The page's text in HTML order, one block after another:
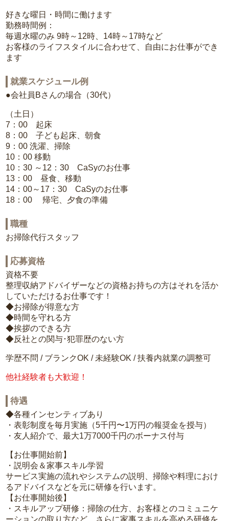
好きな曜日・時間に働けます
勤務時間例：
毎週水曜のみ 9時～12時、14時～17時など
お客様のライフスタイルに合わせて、自由にお仕事ができ
ます
就業スケジュール例
●会社員Bさんの場合（30代）
（土日）
7：00 起床
8：00 子ども起床、朝食
9：00 洗濯、掃除
10：00 移動
10：30 ～12：30 CaSyのお仕事
13：00 昼食、移動
14：00～17：30 CaSyのお仕事
18：00 帰宅、夕食の準備
職種
お掃除代行スタッフ
応募資格
資格不要
整理収納アドバイザーなどの資格お持ちの方はそれを活か
していただけるお仕事です！
◆お掃除が得意な方
◆時間を守れる方
◆挨拶のできる方
◆反社との関与･犯罪歴のない方
学歴不問 / ブランクOK / 未経験OK / 扶養内就業の調整可
他社経験者も大歓迎！
待遇
◆各種インセンティブあり
・表彰制度を毎月実施（5千円〜1万円の報奨金を授与）
・友人紹介で、最大1万7000千円のボーナス付与
【お仕事開始前】
・説明会＆家事スキル学習
サービス実施の流れやシステムの説明、掃除や料理におけ
るアドバイスなどを元に研修を行います。
【お仕事開始後】
・スキルアップ研修：掃除の仕方、お客様とのコミュニケ